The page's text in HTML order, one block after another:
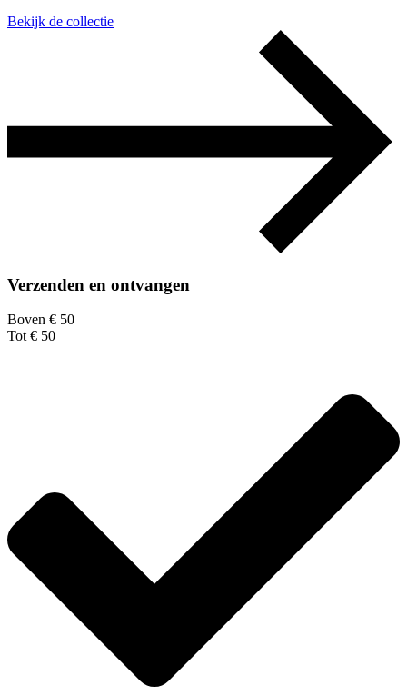
Bekijk de collectie
Verzenden en ontvangen
Boven € 50
Tot € 50